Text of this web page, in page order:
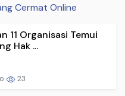
Cermat Online
11 Organisasi Temui
Hak ...
23